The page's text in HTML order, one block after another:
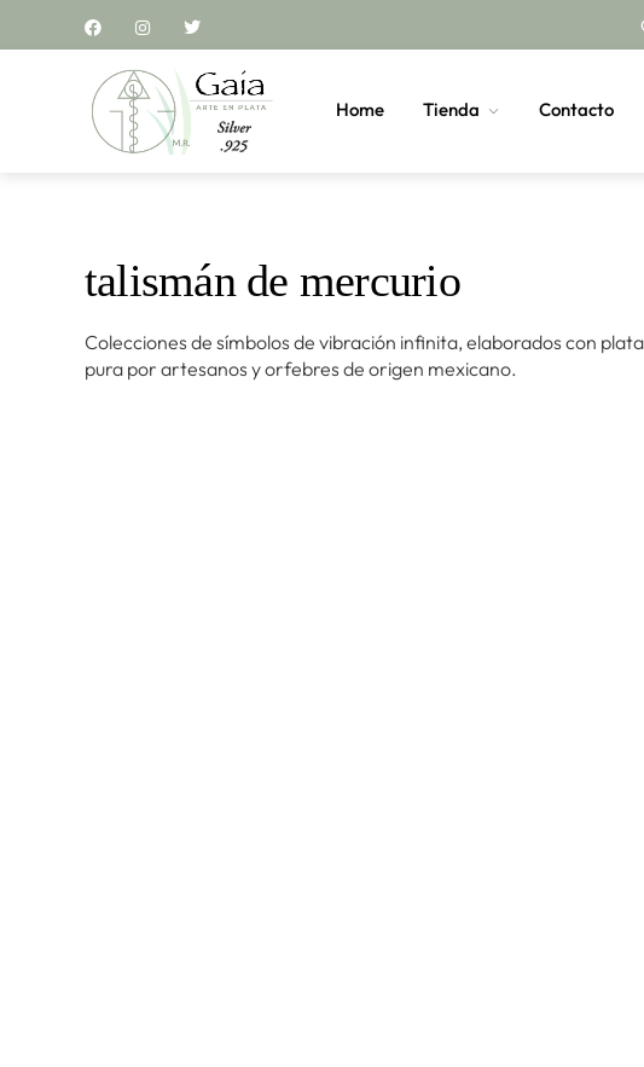
Home Tienda Contacto
talismán de mercurio
Colecciones de símbolos de vibración infinita, elaborados con plata
pura por artesanos y orfebres de origen mexicano.